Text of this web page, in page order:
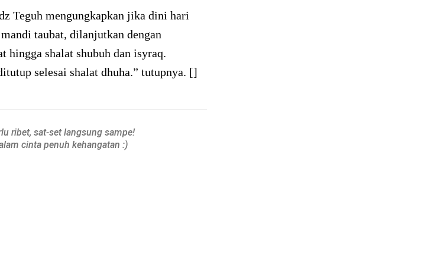
Teguh mengungkapkan jika dini hari
taubat, dilanjutkan dengan
hingga shalat shubuh dan isyraq.
selesai shalat dhuha.” tutupnya. []
ribet, sat-set langsung sampe!
cinta penuh kehangatan :)